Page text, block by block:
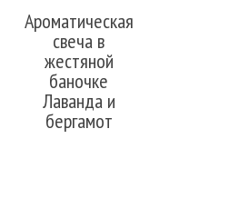
Ароматическая
свеча в
жестяной
баночке
Лаванда и
бергамот